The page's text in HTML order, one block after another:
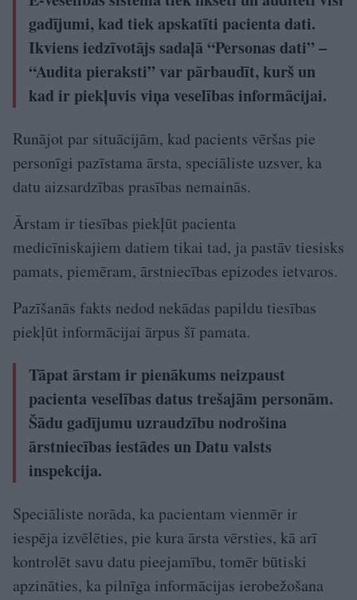
gadījumi, kad tiek apskatīti pacienta dati.
Ikviens iedzīvotājs sadaļā “Personas dati” –
“Audita pieraksti” var pārbaudīt, kurš un
kad ir piekļuvis viņa veselības informācijai.
Runājot par situācijām, kad pacients vēršas pie
personīgi pazīstama ārsta, speciāliste uzsver, ka
datu aizsardzības prasības nemainās.
Ārstam ir tiesības piekļūt pacienta
medicīniskajiem datiem tikai tad, ja pastāv tiesisks
pamats, piemēram, ārstniecības epizodes ietvaros.
Pazīšanās fakts nedod nekādas papildu tiesības
piekļūt informācijai ārpus šī pamata.
Tāpat ārstam ir pienākums neizpaust
pacienta veselības datus trešajām personām.
Šādu gadījumu uzraudzību nodrošina
ārstniecības iestādes un Datu valsts
inspekcija.
Speciāliste norāda, ka pacientam vienmēr ir
iespēja izvēlēties, pie kura ārsta vērsties, kā arī
kontrolēt savu datu pieejamību, tomēr būtiski
apzināties, ka pilnīga informācijas ierobežošana